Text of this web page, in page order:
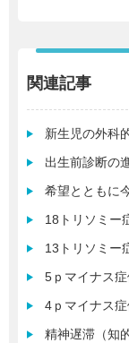
関連記事
新生児の外科
出生前診断の
希望とともに
18トリソミー
13トリソミー
5ｐマイナス
4ｐマイナス
精神遅滞（知